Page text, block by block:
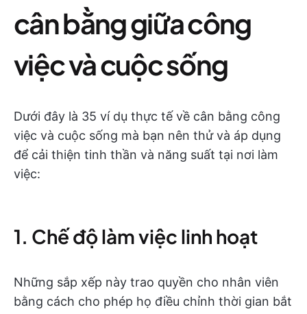
cân bằng giữa công
việc và cuộc sống
Dưới đây là 35 ví dụ thực tế về cân bằng công
việc và cuộc sống mà bạn nên thử và áp dụng
để cải thiện tinh thần và năng suất tại nơi làm
việc:
1. Chế độ làm việc linh hoạt
Những sắp xếp này trao quyền cho nhân viên
bằng cách cho phép họ điều chỉnh thời gian bắt